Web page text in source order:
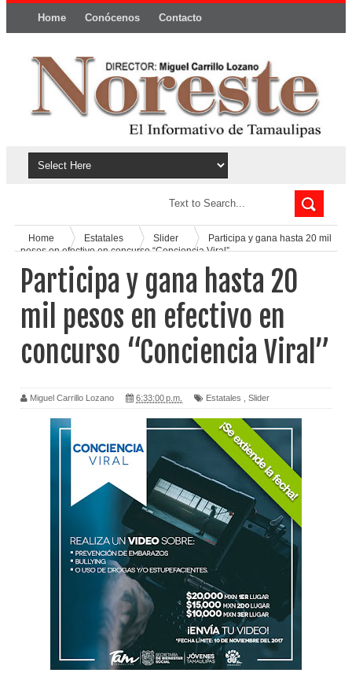
Home Conócenos Contacto
Home Estatales Slider
Participa y gana hasta 20 mil
pesos en efectivo en concurso “Conciencia Viral”
Participa y gana hasta 20
mil pesos en efectivo en
concurso “Conciencia Viral”
Miguel Carrillo Lozano 6:33:00 p.m. Estatales Slider